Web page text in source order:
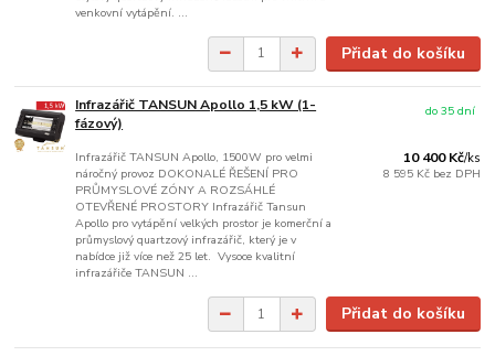
venkovní vytápění. ...
Přidat do košíku
Infrazářič TANSUN Apollo 1,5 kW (1-
fázový)
Infrazářič TANSUN Apollo, 1500W pro velmi
náročný provoz DOKONALÉ ŘEŠENÍ PRO
PRŮMYSLOVÉ ZÓNY A ROZSÁHLÉ
OTEVŘENÉ PROSTORY Infrazářič Tansun
Apollo pro vytápění velkých prostor je komerční a
průmyslový quartzový infrazářič, který je v
nabídce již více než 25 let. Vysoce kvalitní
infrazářiče TANSUN ...
10 400 Kč/ks
8 595 Kč bez DPH
do 35 dní
Přidat do košíku